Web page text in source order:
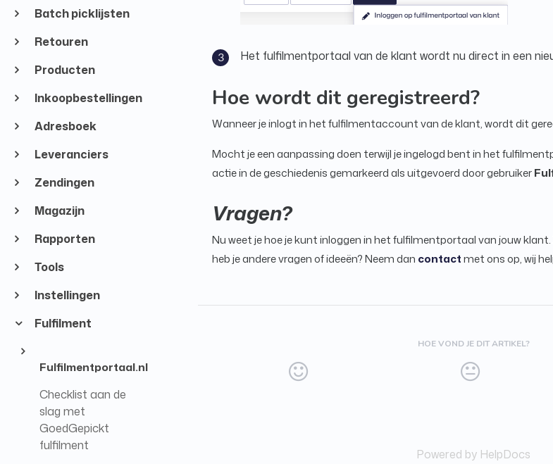
Batch picklijsten
Retouren
Producten
Inkoopbestellingen
Adresboek
Leveranciers
Zendingen
Magazijn
Rapporten
Tools
Instellingen
Fulfilment
Fulfilmentportaal.nl
Checklist aan de
slag met
GoedGepickt
fulfilment
Het fulfilmentportaal van de klant wordt nu direct in een
Hoe wordt dit geregistreerd?
Wanneer je inlogt in het fulfilmentaccount van de klant, wordt dit
Mocht je een aanpassing doen terwijl je ingelogd bent in het
actie in de geschiedenis gemarkeerd als uitgevoerd door gebruiker
Vragen?
Nu weet je hoe je kunt inloggen in het fulfilmentportaal van jouw
heb je andere vragen of ideeën? Neem dan contactmet ons op, wij
HOE VOND JE DIT ARTIKEL?
Powered by HelpDocs